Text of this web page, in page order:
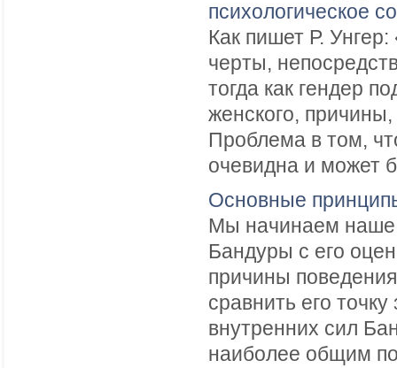
психологическое
Как пишет Р.
черты,
тогда как гендер
женского,
Проблема в том,
очевидна и может
Основные
Мы начинаем наше
Бандуры с его
причины
сравнить его
внутренних сил
наиболее общим